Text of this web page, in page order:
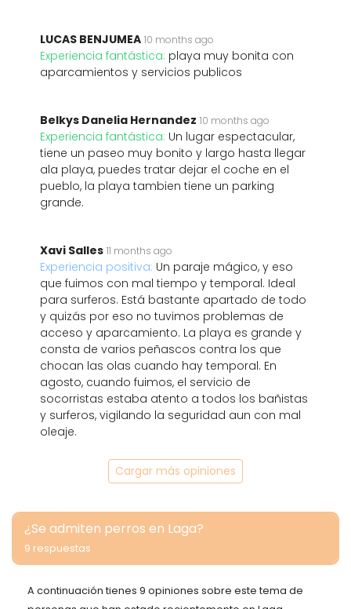
LUCAS BENJUMEA 10 months ago
Experiencia fantástica: playa muy bonita con
aparcamientos y servicios publicos
Belkys Danelia Hernandez 10 months ago
Experiencia fantástica: Un lugar espectacular,
tiene un paseo muy bonito y largo hasta llegar
ala playa, puedes tratar dejar el coche en el
pueblo, la playa tambien tiene un parking
grande.
Xavi Salles 11 months ago
Experiencia positiva: Un paraje mágico, y eso
que fuimos con mal tiempo y temporal. Ideal
para surferos. Está bastante apartado de todo
y quizás por eso no tuvimos problemas de
acceso y aparcamiento. La playa es grande y
consta de varios peñascos contra los que
chocan las olas cuando hay temporal. En
agosto, cuando fuimos, el servicio de
socorristas estaba atento a todos los bañistas
y surferos, vigilando la seguridad aun con mal
oleaje.
Cargar más opiniones
¿Se admiten perros en Laga?
9 respuestas
A continuación tienes 9 opiniones sobre este tema de